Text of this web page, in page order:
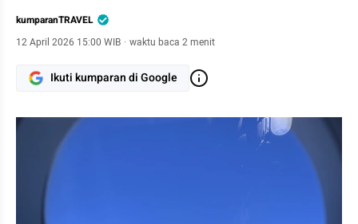
kumparanTRAVEL
12 April 2026 15:00 WIB · waktu baca 2 menit
Ikuti kumparan di Google